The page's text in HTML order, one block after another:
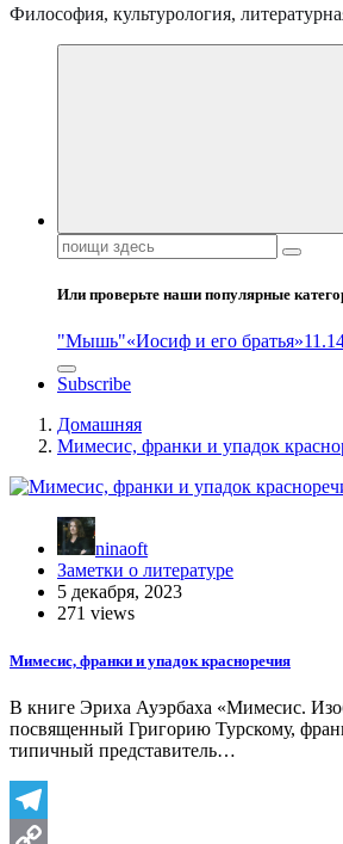
Философия, культурология,
Поиск:
Или проверьте наши популярные
"Мышь"«Иосиф и его братья»
Subscribe
Домашняя
Мимесис, франки и упадок
ninaoft
Заметки о литературе
5 декабря, 2023
271 views
Мимесис, франки и упадок красноречия
В книге Эриха Ауэрбаха «Мимесис.
посвященный Григорию Турскому,
типичный представитель…
Telegram